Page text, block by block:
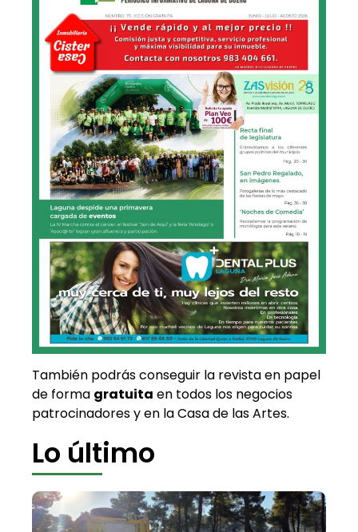
También podrás conseguir la revista en papel
de forma gratuita en todos los negocios
patrocinadores y en la Casa de las Artes.
Lo último